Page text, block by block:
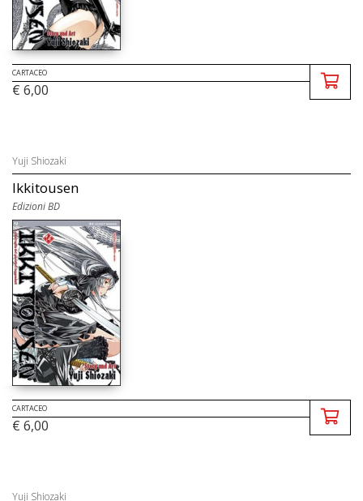
CARTACEO
€ 6,00
Yuji Shiozaki
Ikkitousen
Edizioni BD
CARTACEO
€ 6,00
Yuji Shiozaki